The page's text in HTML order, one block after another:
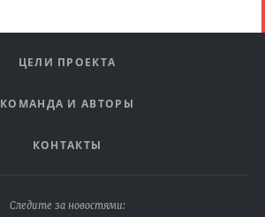
ЦЕЛИ ПРОЕКТА
КОМАНДА И АВТОРЫ
КОНТАКТЫ
Следите за новостями: